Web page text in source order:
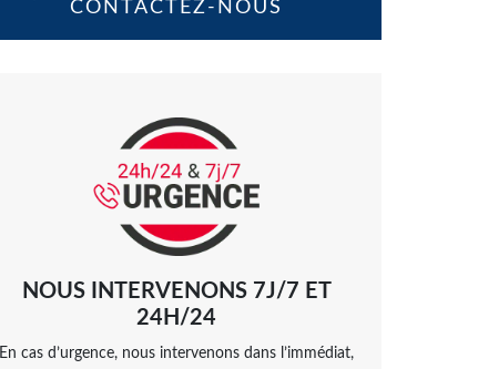
CONTACTEZ-NOUS
NOUS INTERVENONS 7J/7 ET
24H/24
En cas d’urgence, nous intervenons dans l’immédiat,